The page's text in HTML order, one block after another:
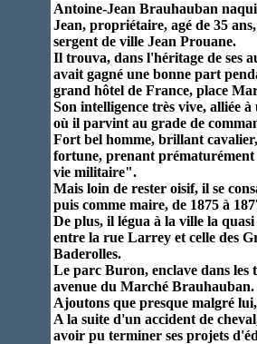
Antoine-Jean Brauhauban
Jean, propriétaire, agé de 35
sergent de ville Jean Prouane.
Il trouva, dans l'héritage de ses
avait gagné une bonne part
grand hôtel de France, place
Son intelligence très vive, alliée
où il parvint au grade de
Fort bel homme, brillant
fortune, prenant prématurément
vie militaire".
Mais loin de rester oisif, il se
puis comme maire, de 1875 à
De plus, il légua à la ville la
entre la rue Larrey et celle des
Baderolles.
Le parc Buron, enclave dans
avenue du Marché Brauhauban.
Ajoutons que presque malgré
A la suite d'un accident de
avoir pu terminer ses projets